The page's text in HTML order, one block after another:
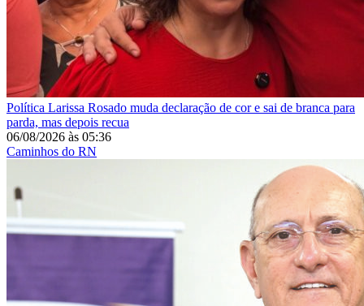
Política Larissa Rosado muda declaração de cor e sai de branca para
parda, mas depois recua
06/08/2026 às 05:36
Caminhos do RN